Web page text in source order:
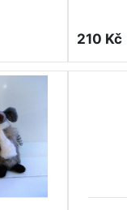
210 Kč